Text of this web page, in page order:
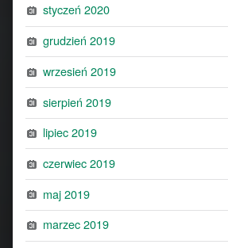
styczeń 2020
grudzień 2019
wrzesień 2019
sierpień 2019
lipiec 2019
czerwiec 2019
maj 2019
marzec 2019